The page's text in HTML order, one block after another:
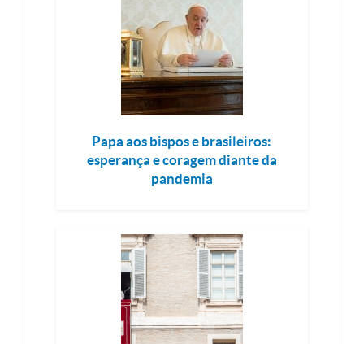
Papa aos bispos e brasileiros:
esperança e coragem diante da
pandemia